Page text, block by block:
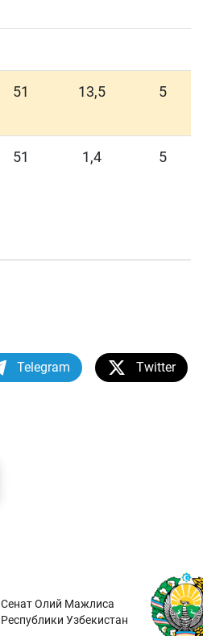
51 13,5 5
51 1,4 5
Telegram Twitter
Сенат Олий Мажлиса
Республики Узбекистан